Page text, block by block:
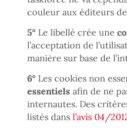
couleur aux éditeurs
5° Le libellé crée une
l’acceptation de
manière sur base de
6° Les cookies non
essentiels afin de ne
internautes. Des
listés dans l’avis 04/